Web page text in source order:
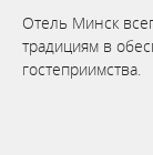
Отель Минск
традициям в
гостеприимства.